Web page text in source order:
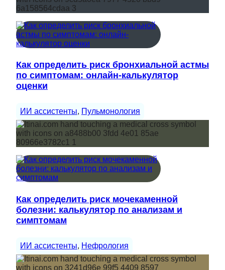
Как определить риск бронхиальной астмы
по симптомам: онлайн-калькулятор
оценки
ИИ ассистенты, Пульмонология
Как определить риск мочекаменной
болезни: калькулятор по анализам и
симптомам
ИИ ассистенты, Нефрология